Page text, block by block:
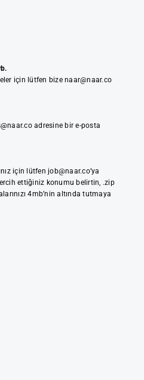
için lütfen bize naar@naar.co
adresine bir e-posta
için lütfen job@naar.co’ya
ettiğiniz konumu belirtin, .zip
4mb’nin altında tutmaya